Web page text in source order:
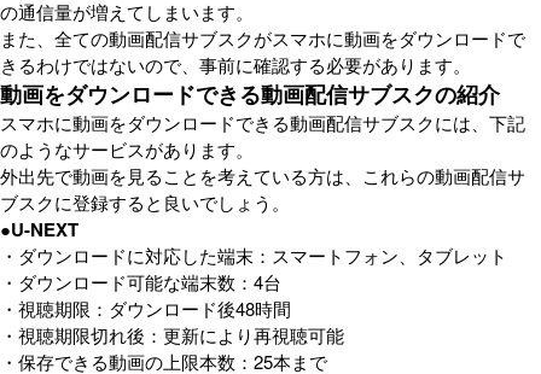
の通信量が増えてしまいます。
また、全ての動画配信サブスクがスマホに動画をダウンロードで
きるわけではないので、事前に確認する必要があります。
動画をダウンロードできる動画配信サブスクの紹介
スマホに動画をダウンロードできる動画配信サブスクには、下記
のようなサービスがあります。
外出先で動画を見ることを考えている方は、これらの動画配信サ
ブスクに登録すると良いでしょう。
●U-NEXT
・ダウンロードに対応した端末：スマートフォン、タブレット
・ダウンロード可能な端末数：4台
・視聴期限：ダウンロード後48時間
・視聴期限切れ後：更新により再視聴可能
・保存できる動画の上限本数：25本まで